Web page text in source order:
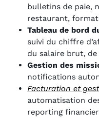
bulletins de paie,
restaurant,
Tableau de bord
suivi du chiffre
du salaire brut,
Gestion des
notifications
Facturation et
automatisation
reporting